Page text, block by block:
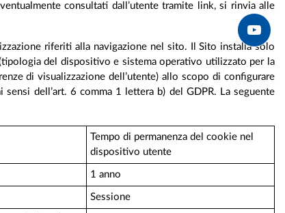
consultati dall’utente tramite link, si rinvia alle
riferiti alla navigazione nel sito. Il Sito installa solo
del dispositivo e sistema operativo utilizzato per la
di visualizzazione dell’utente) allo scopo di configurare
dell’art. 6 comma 1 lettera b) del GDPR. La seguente
Tempo di permanenza del cookie nel
dispositivo utente
1 anno
Sessione